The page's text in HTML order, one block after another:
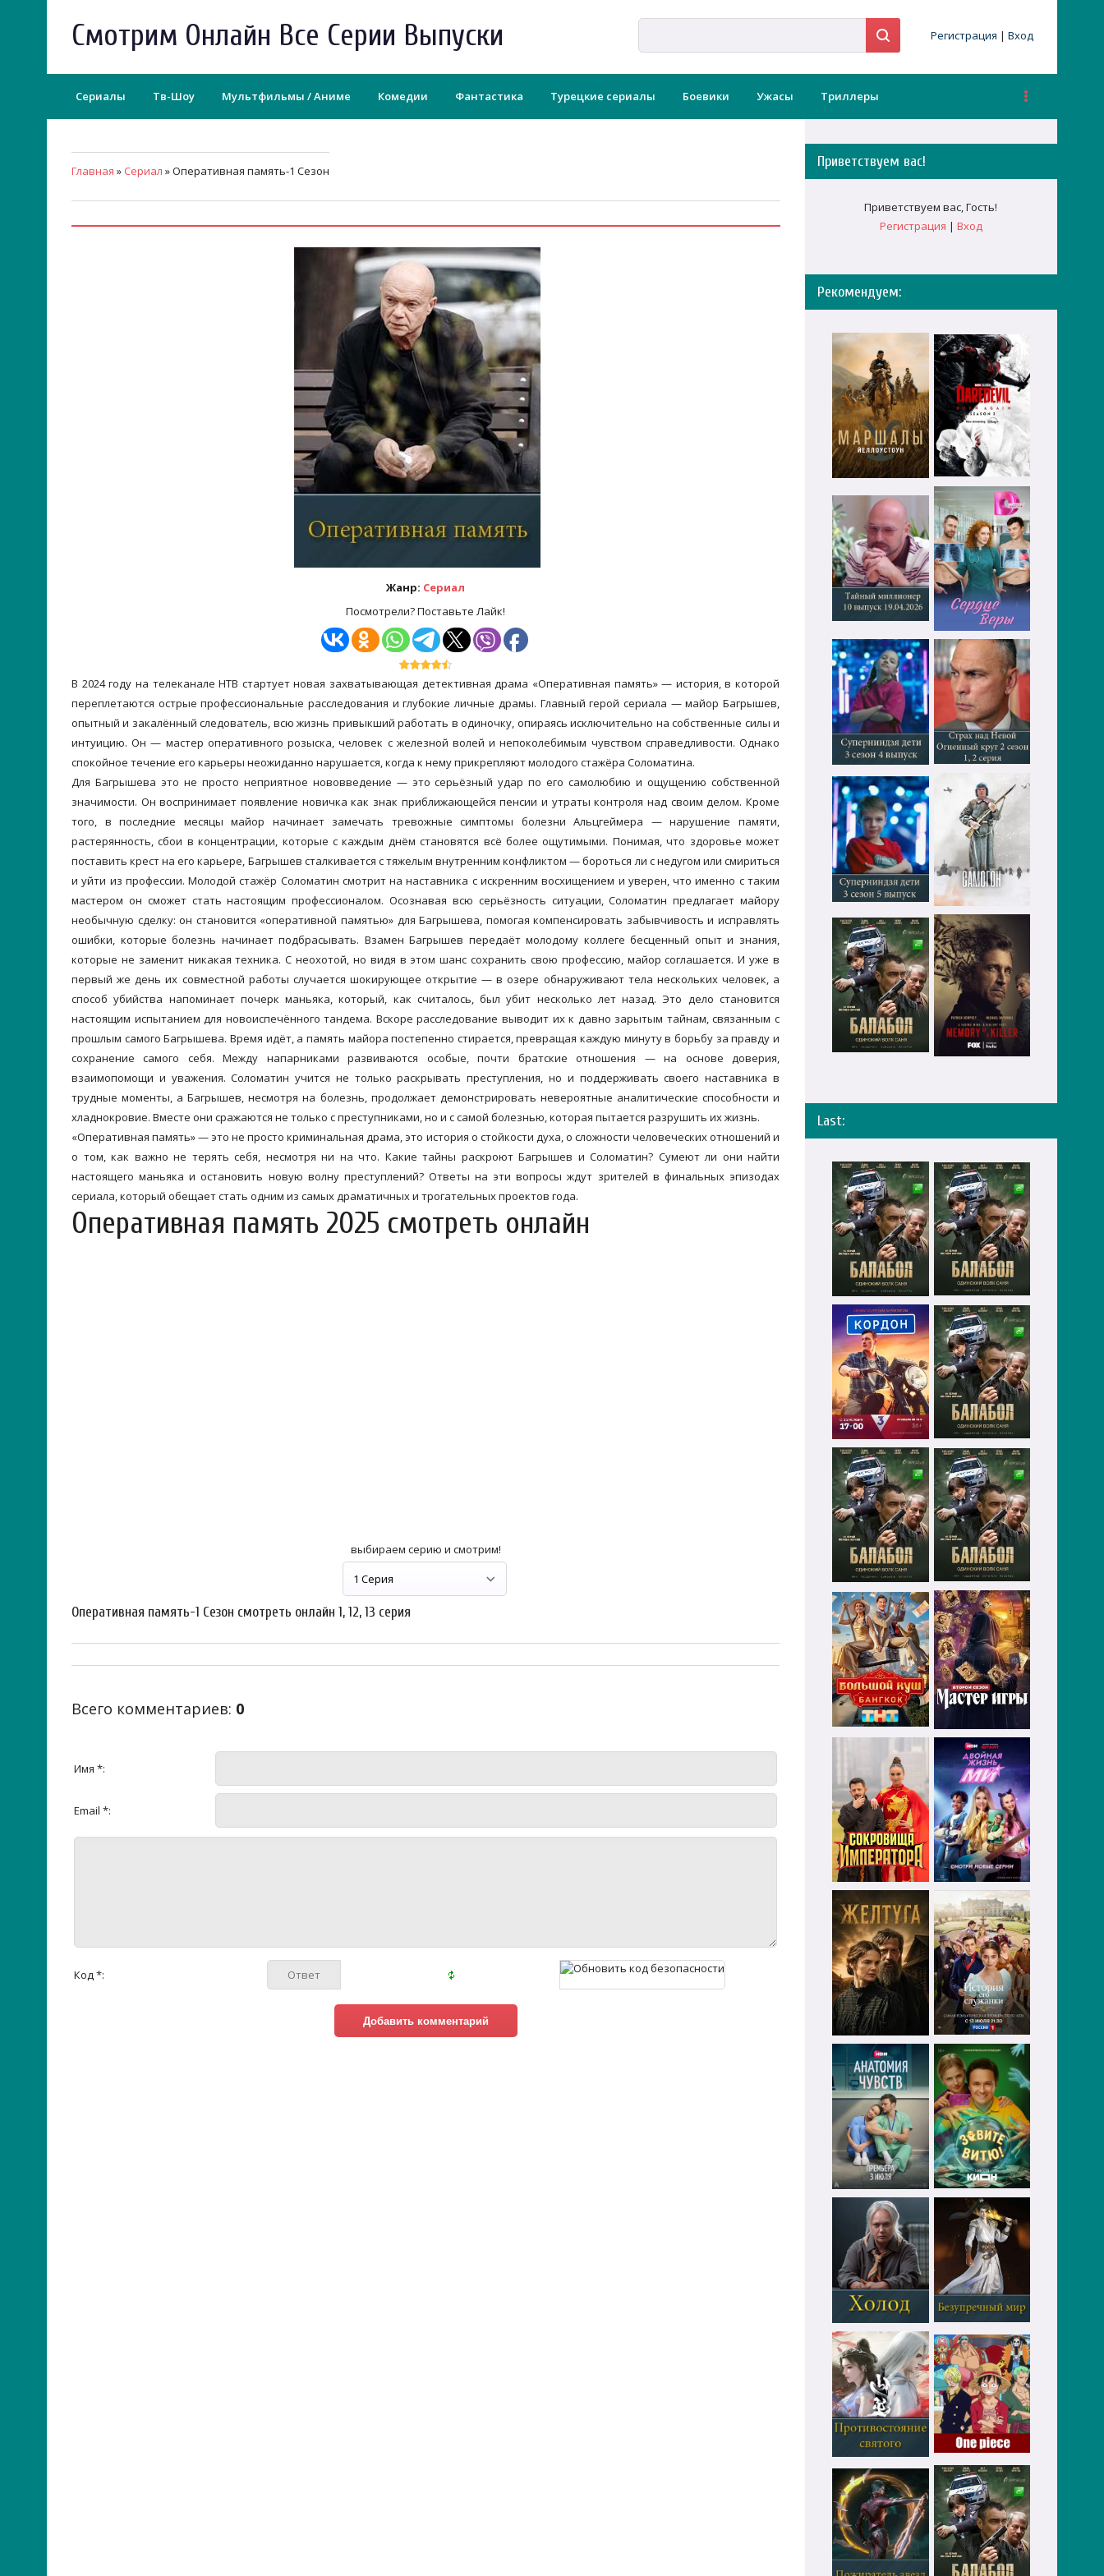
Смотрим Онлайн Все Серии Выпуски Регистрация | Вход
Сериалы Тв-Шоу Мультфильмы / Аниме Комедии Фантастика Турецкие сериалы Боевики Ужасы Триллеры
Главная » Сериал » Оперативная память-1 Сезон
Жанр: Сериал
Посмотрели? Поставьте Лайк!
В 2024 году на телеканале НТВ стартует новая захватывающая детективная драма «Оперативная память» — история, в которой
переплетаются острые профессиональные расследования и глубокие личные драмы. Главный герой сериала — майор Багрышев,
опытный и закалённый следователь, всю жизнь привыкший работать в одиночку, опираясь исключительно на собственные силы и
интуицию. Он — мастер оперативного розыска, человек с железной волей и непоколебимым чувством справедливости. Однако
спокойное течение его карьеры неожиданно нарушается, когда к нему прикрепляют молодого стажёра Соломатина.
Для Багрышева это не просто неприятное нововведение — это серьёзный удар по его самолюбию и ощущению собственной
значимости. Он воспринимает появление новичка как знак приближающейся пенсии и утраты контроля над своим делом. Кроме
того, в последние месяцы майор начинает замечать тревожные симптомы болезни Альцгеймера — нарушение памяти,
растерянность, сбои в концентрации, которые с каждым днём становятся всё более ощутимыми. Понимая, что здоровье может
поставить крест на его карьере, Багрышев сталкивается с тяжелым внутренним конфликтом — бороться ли с недугом или смириться
и уйти из профессии. Молодой стажёр Соломатин смотрит на наставника с искренним восхищением и уверен, что именно с таким
мастером он сможет стать настоящим профессионалом. Осознавая всю серьёзность ситуации, Соломатин предлагает майору
необычную сделку: он становится «оперативной памятью» для Багрышева, помогая компенсировать забывчивость и исправлять
ошибки, которые болезнь начинает подбрасывать. Взамен Багрышев передаёт молодому коллеге бесценный опыт и знания,
которые не заменит никакая техника. С неохотой, но видя в этом шанс сохранить свою профессию, майор соглашается. И уже в
первый же день их совместной работы случается шокирующее открытие — в озере обнаруживают тела нескольких человек, а
способ убийства напоминает почерк маньяка, который, как считалось, был убит несколько лет назад. Это дело становится
настоящим испытанием для новоиспечённого тандема. Вскоре расследование выводит их к давно зарытым тайнам, связанным с
прошлым самого Багрышева. Время идёт, а память майора постепенно стирается, превращая каждую минуту в борьбу за правду и
сохранение самого себя. Между напарниками развиваются особые, почти братские отношения — на основе доверия,
взаимопомощи и уважения. Соломатин учится не только раскрывать преступления, но и поддерживать своего наставника в
трудные моменты, а Багрышев, несмотря на болезнь, продолжает демонстрировать невероятные аналитические способности и
хладнокровие. Вместе они сражаются не только с преступниками, но и с самой болезнью, которая пытается разрушить их жизнь.
«Оперативная память» — это не просто криминальная драма, это история о стойкости духа, о сложности человеческих отношений и
о том, как важно не терять себя, несмотря ни на что. Какие тайны раскроют Багрышев и Соломатин? Сумеют ли они найти
настоящего маньяка и остановить новую волну преступлений? Ответы на эти вопросы ждут зрителей в финальных эпизодах
сериала, который обещает стать одним из самых драматичных и трогательных проектов года.
Оперативная память 2025 смотреть онлайн
выбираем серию и смотрим!
Оперативная память-1 Сезон смотреть онлайн 1, 12, 13 серия
Всего комментариев: 0
Имя *:
Email *:
Код *:
Приветствуем вас!
Приветствуем вас,Гость!
Регистрация | Вход
Рекомендуем:
Last: